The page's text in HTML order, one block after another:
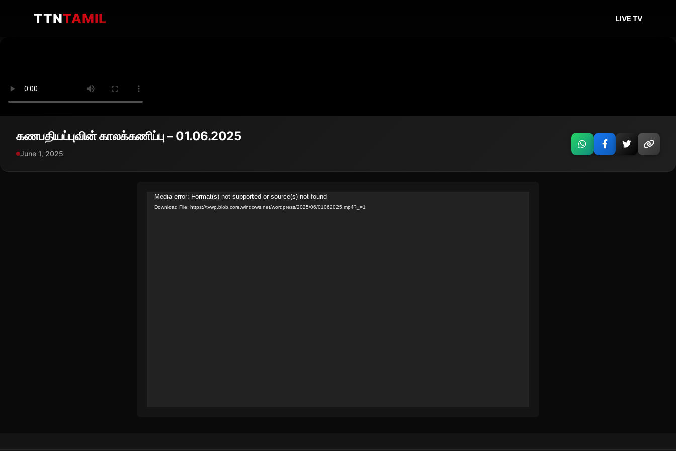
TTNTAMIL LIVE TV
கணபதியப்புவின் காலக்கணிப்பு – 01.06.2025
June 1, 2025
Video
Player
Media error: Format(s) not supported or source(s) not found
Download File: https://tvwp.blob.core.windows.net/wordpress/2025/06/01062025.mp4?_=1